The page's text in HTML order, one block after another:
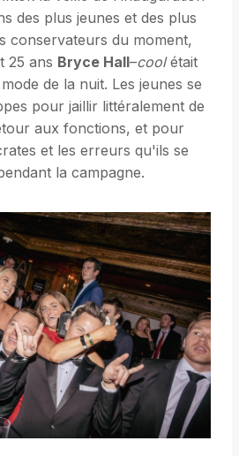
des plus jeunes et des plus
conservateurs du moment,
25 ans Bryce Hall–coolétait
de la nuit. Les jeunes se
pour jaillir littéralement de
aux fonctions, et pour
et les erreurs qu'ils se
la campagne.